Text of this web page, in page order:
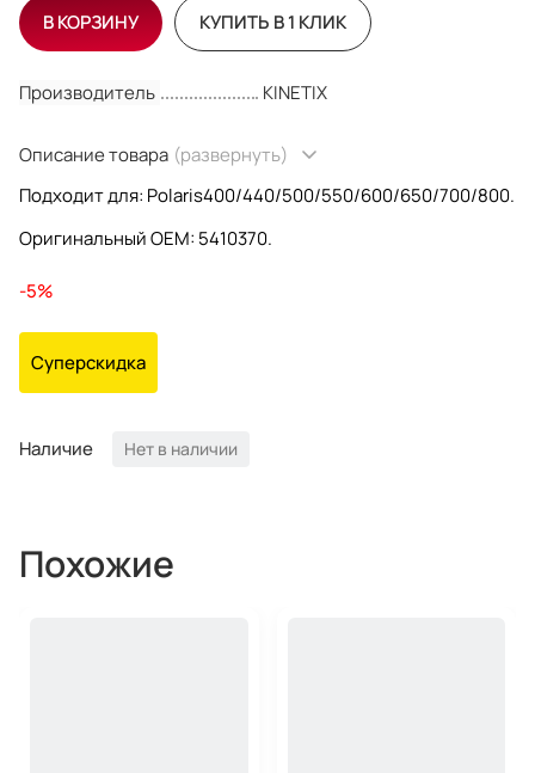
Производитель KINETIX
Описание товара (развернуть)
Подходит для: Polaris400/440/500/550/600/650/700/800.
Оригинальный OEM: 5410370.
-5%
Суперскидка
Наличие Нет в наличии
В КОРЗИНУ КУПИТЬ В 1 КЛИК
Похожие